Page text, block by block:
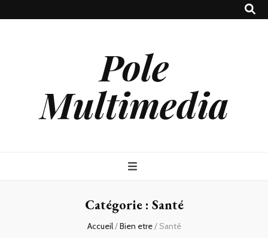
Pole
Multimedia
Catégorie : Santé
Accueil/Bien etre/ Santé